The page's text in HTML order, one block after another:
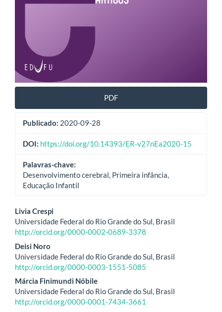
PDF
Publicado: 2020-09-28
DOI: https://doi.org/10.14393/ER-v27nEa2020-15
Palavras-chave:
Desenvolvimento cerebral, Primeira infância,
Educação Infantil
Conteúdo
do
artigo
principal
Livia Crespi
Universidade Federal do Rio Grande do Sul, Brasil
http://orcid.org/0000-0002-0689-3378
Deisi Noro
Universidade Federal do Rio Grande do Sul, Brasil
http://orcid.org/0000-0003-1551-5085
Márcia Finimundi Nóbile
Universidade Federal do Rio Grande do Sul, Brasil
http://orcid.org/0000-0001-7434-3661